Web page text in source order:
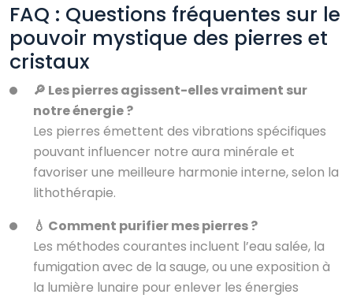
FAQ : Questions fréquentes sur le
pouvoir mystique des pierres et
cristaux
🔎 Les pierres agissent-elles vraiment sur
notre énergie ?
Les pierres émettent des vibrations spécifiques
pouvant influencer notre aura minérale et
favoriser une meilleure harmonie interne, selon la
lithothérapie.
💧 Comment purifier mes pierres ?
Les méthodes courantes incluent l’eau salée, la
fumigation avec de la sauge, ou une exposition à
la lumière lunaire pour enlever les énergies